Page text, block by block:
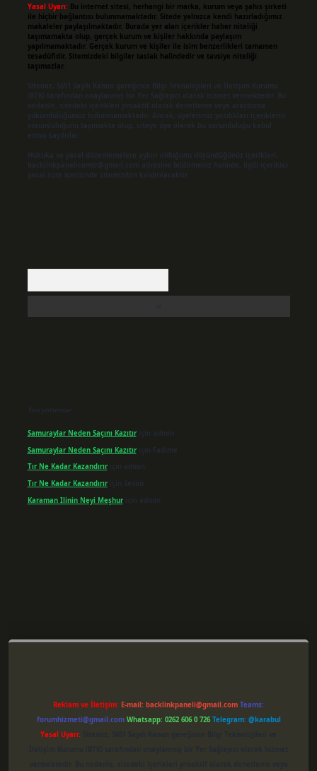
Yasal Uyarı: Bu internet sitesi, herhangi bir marka, kurum veya şahıs şirketi
ile hiçbir bağlantısı bulunmamaktadır. Sitede yalnızca kendi hazırladığımız
makaleler paylaşılmaktadır. Burada yer alan içerikler haber niteliği
taşımamakta olup, gerçek kurum ve kişiler hakkında paylaşım
yapılmamaktadır. Gerçek kurum ve kişiler ile isim benzerlikleri tamamen
tesadüfidir. Sitemizdeki bilgiler taslak halindedir ve tavsiye niteliği
taşımazlar.
Sitemiz, 5651 Sayılı Kanun gereğince Bilgi Teknolojileri ve İletişim Kurumu
(BTK) tarafından onaylanmış bir Yer Sağlayıcı olarak hizmet vermektedir. Bu
nedenle, sitedeki içerikleri proaktif olarak denetleme veya araştırma
yükümlülüğümüz bulunmamaktadır. Ancak, üyelerimiz yazdıkları içeriklerin
sorumluluğunu taşımakta olup, siteye üye olarak bu sorumluluğu kabul
etmiş sayılırlar.
Hukuka ve yasal düzenlemelere aykırı olduğunu düşündüğünüz içerikleri,
backlinkpanelicomtr@gmail.com
adresine bildirmeniz halinde, ilgili içerikler
yasal süre içerisinde sitemizden kaldırılacaktır.
Son yorumlar
Samuraylar Neden Saçını Kazıtıriçin admin
Samuraylar Neden Saçını Kazıtıriçin Fadime
Tır Ne Kadar Kazandırıriçin admin
Tır Ne Kadar Kazandırıriçin Sevim
Karaman Ilinin Neyi Meşhuriçin admin
Reklam ve İletişim: E-mail: backlinkpaneli@gmail.com Teams:
forumhizmeti@gmail.com Whatsapp: 0262 606 0 726 Telegram: @karabul
Yasal Uyarı: